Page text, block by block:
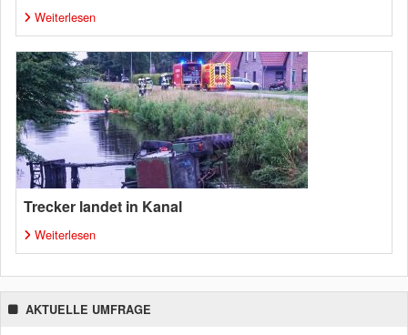
Weiterlesen
Trecker landet in Kanal
Weiterlesen
AKTUELLE UMFRAGE